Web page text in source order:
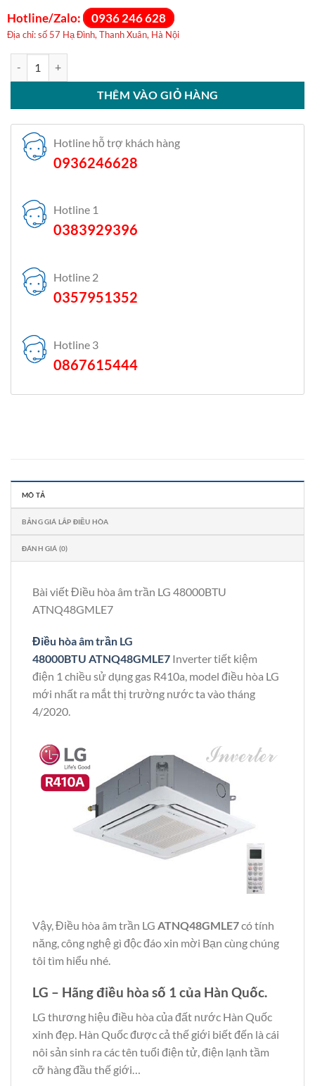
Hotline/Zalo: 0936 246 628
Địa chỉ: số 57 Hạ Đình, Thanh Xuân, Hà Nội
THÊM VÀO GIỎ HÀNG
Hotline hỗ trợ khách hàng
0936246628
Hotline 1
0383929396
Hotline 2
0357951352
Hotline 3
0867615444
MÔ TẢ
BẢNG GIÁ LẮP ĐIỀU HÒA
ĐÁNH GIÁ (0)
Bài viết Điều hòa âm trần LG 48000BTU
ATNQ48GMLE7
Điều hòa âm trần LG
48000BTU ATNQ48GMLE7 Inverter tiết kiệm
điện 1 chiều sử dụng gas R410a, model điều hòa LG
mới nhất ra mắt thị trường nước ta vào tháng
4/2020.
Vậy, Điều hòa âm trần LG ATNQ48GMLE7có tính
năng, công nghệ gì độc đáo xin mời Bạn cùng chúng
tôi tìm hiểu nhé.
LG – Hãng điều hòa số 1 của Hàn Quốc.
LG thương hiệu điều hòa của đất nước Hàn Quốc
xinh đẹp. Hàn Quốc được cả thế giới biết đến là cái
nôi sản sinh ra các tên tuổi điện tử, điện lạnh tầm
cỡ hàng đầu thế giới…